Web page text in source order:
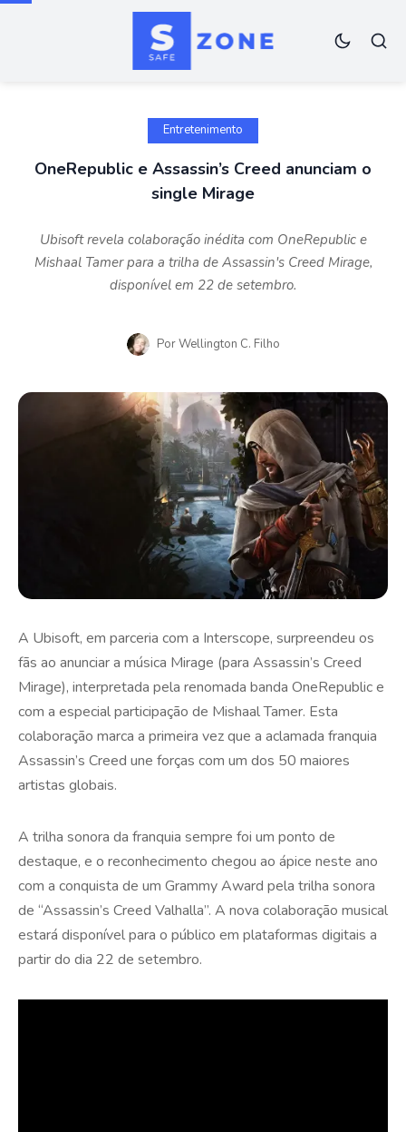
Entretenimento
OneRepublic e Assassin’s Creed anunciam o
single Mirage
Ubisoft revela colaboração inédita com OneRepublic e
Mishaal Tamer para a trilha de Assassin's Creed Mirage,
disponível em 22 de setembro.
PorWellington C. Filho
A Ubisoft, em parceria com a Interscope, surpreendeu os
fãs ao anunciar a música Mirage (para Assassin’s Creed
Mirage), interpretada pela renomada banda OneRepublic e
com a especial participação de Mishaal Tamer. Esta
colaboração marca a primeira vez que a aclamada franquia
Assassin’s Creed une forças com um dos 50 maiores
artistas globais.
A trilha sonora da franquia sempre foi um ponto de
destaque, e o reconhecimento chegou ao ápice neste ano
com a conquista de um Grammy Award pela trilha sonora
de “Assassin’s Creed Valhalla”. A nova colaboração musical
estará disponível para o público em plataformas digitais a
partir do dia 22 de setembro.